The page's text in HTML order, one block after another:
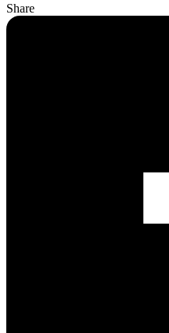
Share